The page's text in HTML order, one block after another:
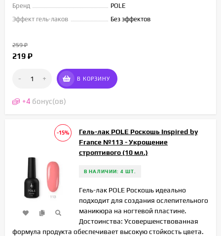
Бренд
POLE
Эффект гель-лаков
Без эффектов
259₽
219 ₽
- + В КОРЗИНУ
+4 бонус(ов)
-15%
Гель-лак POLE Роскошь Inspired by
France №113 - Укрощение
строптивого (10 мл.)
В НАЛИЧИИ: 4 ШТ.
Гель-лак POLE Роскошь идеально
подходит для создания ослепительного
маникюра на ногтевой пластине.
Достоинства: Усовершенствованная
формула продукта обеспечивает высокую стойкость цвета.